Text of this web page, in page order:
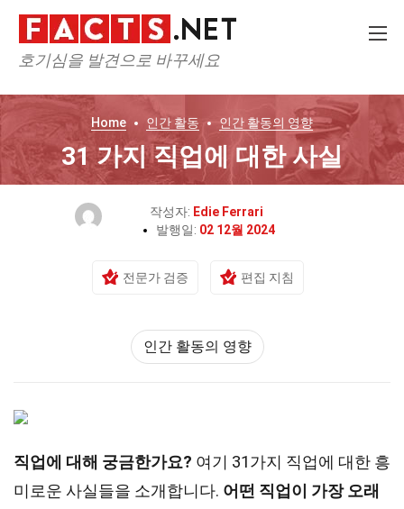
호기심을 발견으로 바꾸세요
Home 인간 활동 인간 활동의 영향
31 가지 직업에 대한 사실
작성자: Edie Ferrari
발행일: 02 12월 2024
전문가 검증 편집 지침
인간 활동의 영향
직업에 대해 궁금한가요? 여기 31가지 직업에 대한 흥
미로운 사실들을 소개합니다. 어떤 직업이 가장 오래